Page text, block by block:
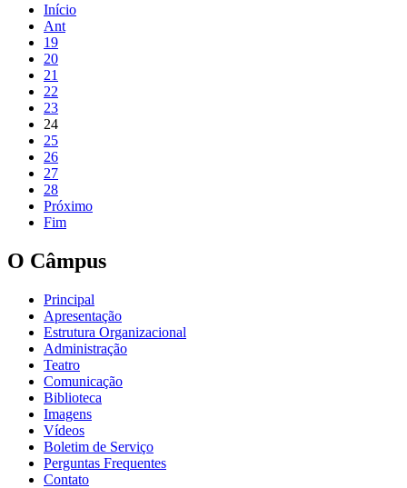
Início
Ant
19
20
21
22
23
24
25
26
27
28
Próximo
Fim
O Câmpus
Principal
Apresentação
Estrutura Organizacional
Administração
Teatro
Comunicação
Biblioteca
Imagens
Vídeos
Boletim de Serviço
Perguntas Frequentes
Contato